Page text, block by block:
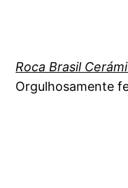
Roca Brasil
Orgulhosamente